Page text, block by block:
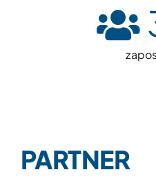
PARTNER